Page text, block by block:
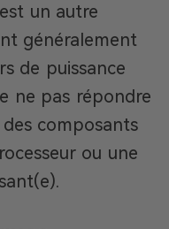
un autre
généralement
de puissance
ne pas répondre
composants
ou une